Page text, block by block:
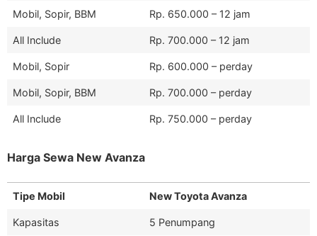
Mobil, Sopir, BBM Rp. 650.000 – 12 jam
All Include Rp. 700.000 – 12 jam
Mobil, Sopir Rp. 600.000 – perday
Mobil, Sopir, BBM Rp. 700.000 – perday
All Include Rp. 750.000 – perday
Harga Sewa New Avanza
Tipe Mobil New Toyota Avanza
Kapasitas 5 Penumpang